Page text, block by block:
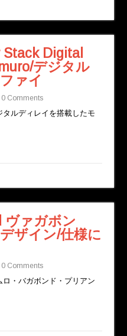
Stack Digital
デジタル
ァイ
0 Comments
ルディレイを搭載したモ
ヴァガボン
ザイン/仕様に
0 Comments
・バガボンド・プリアン